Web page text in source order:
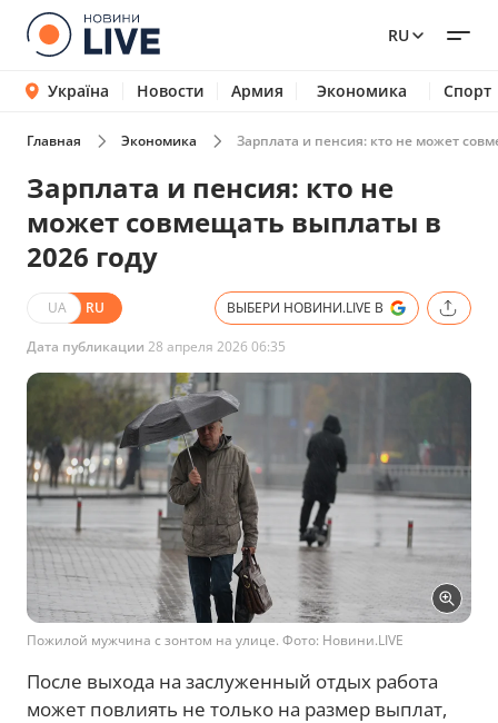
RU
Україна Новости Армия Экономика Спорт
Главная Экономика Зарплата и пенсия: кто не может
Зарплата и пенсия: кто не
может совмещать выплаты в
2026 году
UA RU ВЫБЕРИ НОВИНИ.LIVE В
Дата публикации 28 апреля 2026 06:35
Пожилой мужчина с зонтом на улице. Фото: Новини.LIVE
После выхода на заслуженный отдых работа
может повлиять не только на размер выплат,